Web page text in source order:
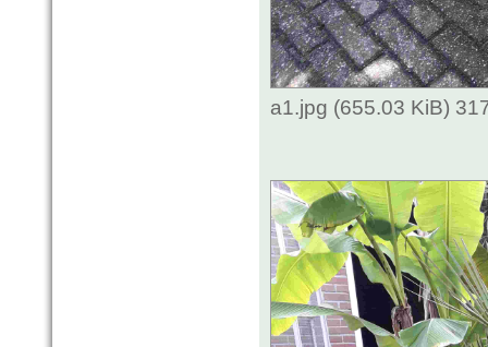
a1.jpg (655.03 KiB)